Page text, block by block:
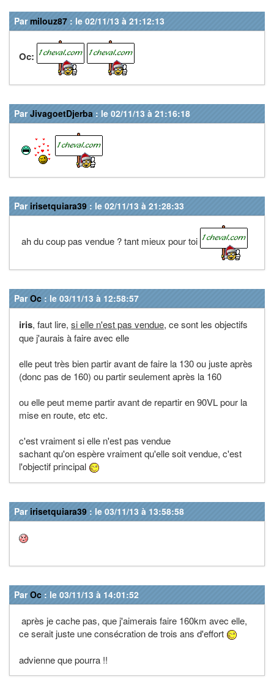
Parmilouz87 : le 02/11/13 à 21:12:13
Oc:
ParJivagoetDjerba : le 02/11/13 à 21:16:18
Par irisetquiara39 : le 02/11/13 à 21:28:33
ah du coup pas vendue ? tant mieux pour toi
ParOc : le 03/11/13 à 12:58:57
iris, faut lire, si elle n'est pas vendue, ce sont les objectifs
que j'aurais à faire avec elle
elle peut très bien partir avant de faire la 130 ou juste après
(donc pas de 160) ou partir seulement après la 160
ou elle peut meme partir avant de repartir en 90VL pour la
mise en route, etc etc.
c'est vraiment si elle n'est pas vendue
sachant qu'on espère vraiment qu'elle soit vendue, c'est
l'objectif principal
Par irisetquiara39 : le 03/11/13 à 13:58:58
ParOc : le 03/11/13 à 14:01:52
après je cache pas, que j'aimerais faire 160km avec elle,
ce serait juste une consécration de trois ans d'effort
advienne que pourra !!